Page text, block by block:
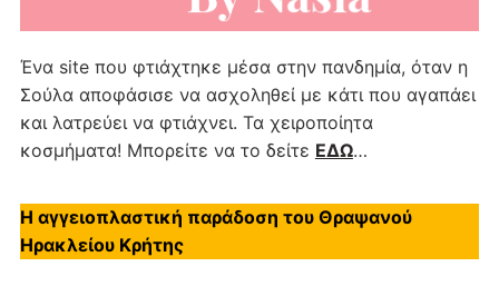
Ένα site που φτιάχτηκε μέσα στην πανδημία, όταν η
Σούλα αποφάσισε να ασχοληθεί με κάτι που αγαπάει
και λατρεύει να φτιάχνει. Τα χειροποίητα
κοσμήματα! Μπορείτε να το δείτε ΕΔΩ…
Η αγγειοπλαστική παράδοση του Θραψανού
Ηρακλείου Κρήτης